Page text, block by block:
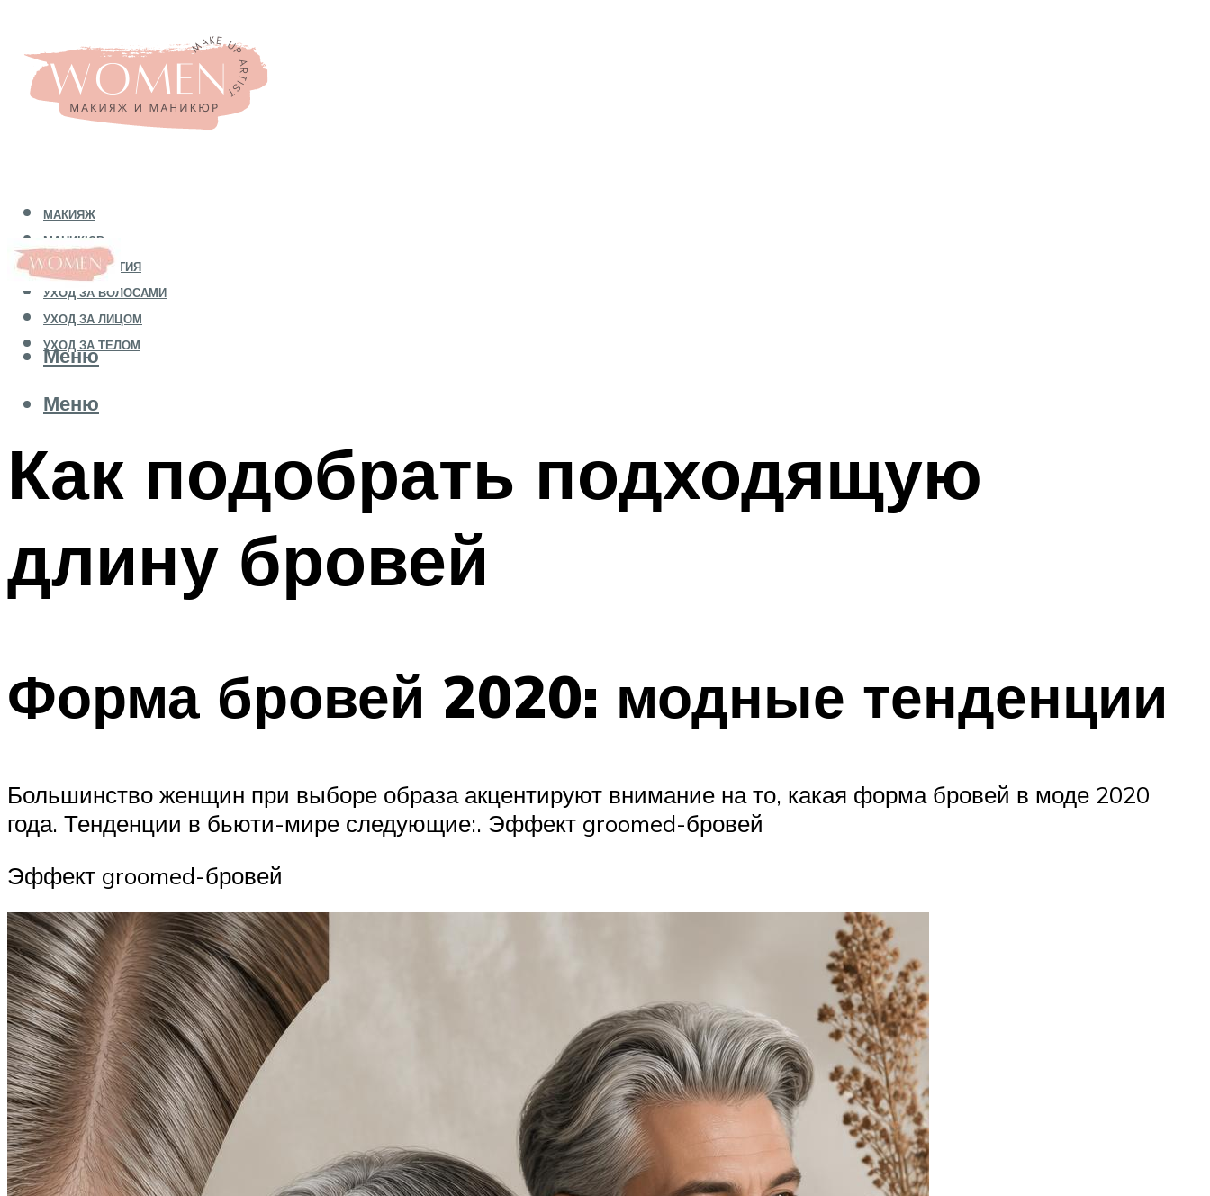
МАКИЯЖ
МАНИКЮР
КОСМЕТОЛОГИЯ
УХОД ЗА ВОЛОСАМИ
УХОД ЗА ЛИЦОМ
УХОД ЗА ТЕЛОМ
Меню
Меню
Как подобрать подходящую
длину бровей
Форма бровей 2020: модные тенденции
Большинство женщин при выборе образа акцентируют внимание на то, какая форма бровей в моде 2020
года. Тенденции в бьюти-мире следующие:. Эффект groomed-бровей
Эффект groomed-бровей